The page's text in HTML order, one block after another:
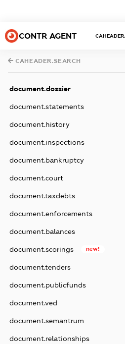
CONTR AGENT
CAHEADER.SEARCH
document.dossier
document.statements
document.history
document.inspections
document.bankruptcy
document.court
document.taxdebts
document.enforcements
document.balances
document.scorings new!
document.tenders
document.publicfunds
document.ved
document.semantrum
document.relationships